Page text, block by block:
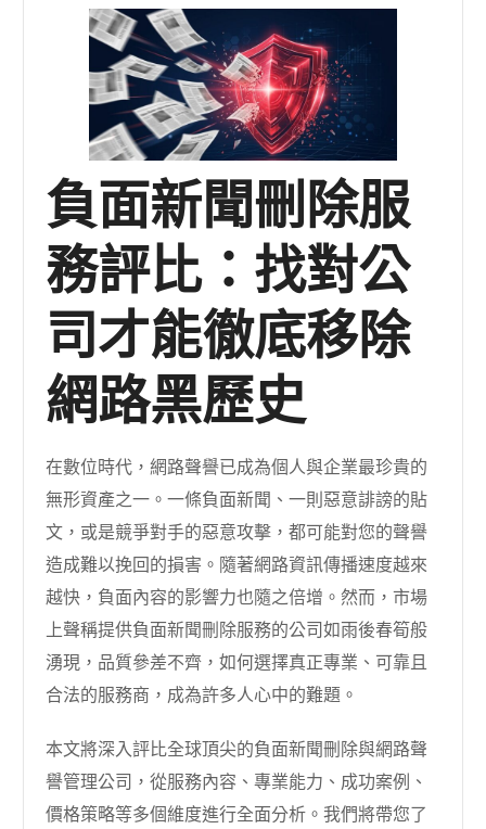
負面新聞刪除服
務評比：找對公
司才能徹底移除
網路黑歷史
在數位時代，網路聲譽已成為個人與企業最珍貴的
無形資產之一。一條負面新聞、一則惡意誹謗的貼
文，或是競爭對手的惡意攻擊，都可能對您的聲譽
造成難以挽回的損害。隨著網路資訊傳播速度越來
越快，負面內容的影響力也隨之倍增。然而，市場
上聲稱提供負面新聞刪除服務的公司如雨後春筍般
湧現，品質參差不齊，如何選擇真正專業、可靠且
合法的服務商，成為許多人心中的難題。
本文將深入評比全球頂尖的負面新聞刪除與網路聲
譽管理公司，從服務內容、專業能力、成功案例、
價格策略等多個維度進行全面分析。我們將帶您了